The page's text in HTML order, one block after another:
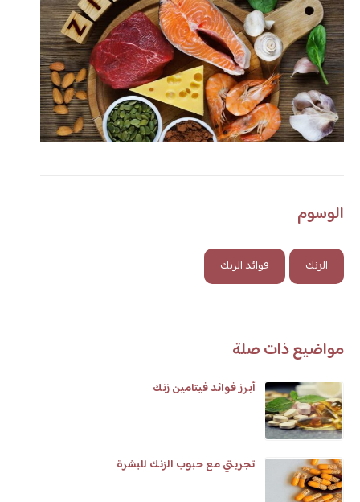
الوسوم
الزنك فوائد الزنك
مواضيع ذات صلة
أبرز فوائد فيتامين زنك
تجربتي مع حبوب الزنك للبشرة